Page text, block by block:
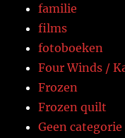
familie
films
fotoboeken
Four Winds /
Frozen
Frozen quilt
Geen categorie